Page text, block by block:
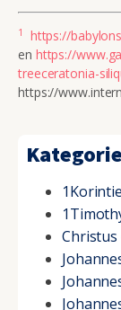
1
https://
en https://
treeceratonia-
https://
Christus